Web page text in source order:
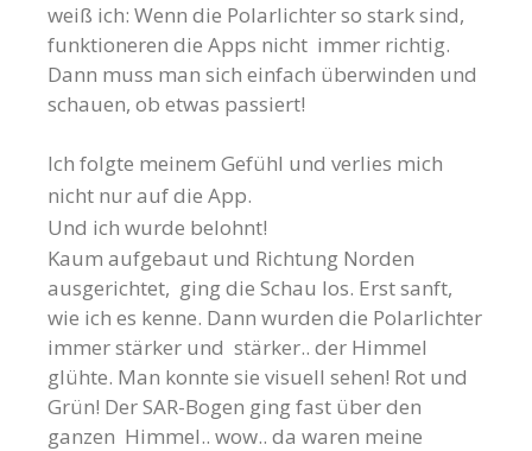
weiß ich: Wenn die Polarlichter so stark sind,
funktioneren die Apps nicht immer richtig.
Dann muss man sich einfach überwinden und
schauen, ob etwas passiert!
Ich folgte meinem Gefühl und verlies mich
nicht nur auf die App.
Und ich wurde belohnt!
Kaum aufgebaut und Richtung Norden
ausgerichtet, ging die Schau los. Erst sanft,
wie ich es kenne. Dann wurden die Polarlichter
immer stärker und stärker.. der Himmel
glühte. Man konnte sie visuell sehen! Rot und
Grün! Der SAR-Bogen ging fast über den
ganzen Himmel.. wow.. da waren meine